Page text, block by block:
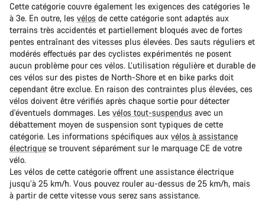
Cette catégorie couvre également les exigences des catégories 1e
à 3e. En outre, les vélos de cette catégorie sont adaptés aux
terrains très accidentés et partiellement bloqués avec de fortes
pentes entraînant des vitesses plus élevées. Des sauts réguliers et
modérés effectués par des cyclistes expérimentés ne posent
aucun problème pour ces vélos. L’utilisation régulière et durable de
ces vélos sur des pistes de North-Shore et en bike parks doit
cependant être exclue. En raison des contraintes plus élevées, ces
vélos doivent être vérifiés après chaque sortie pour détecter
d'éventuels dommages. Les vélos tout-suspendus avec un
débattement moyen de suspension sont typiques de cette
catégorie. Les informations spécifiques aux vélos à assistance
électrique se trouvent séparément sur le marquage CE de votre
vélo.
Les vélos de cette catégorie offrent une assistance électrique
jusqu’à 25 km/h. Vous pouvez rouler au-dessus de 25 km/h, mais
à partir de cette vitesse vous serez sans assistance.